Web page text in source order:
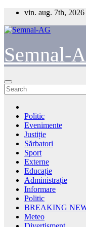
Skip
content
vin. aug. 7th, 2026
Semnal-
Politic
Evenimente
Justiție
Sărbatori
Sport
Externe
Educație
Administrație
Informare
Politic
BREAKING
Meteo